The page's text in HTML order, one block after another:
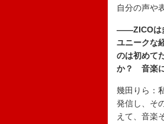
自分の声や
――ZICOは
ユニークな
のは初めて
か？ 音楽に
幾田りら：
発信し、そ
えて、音楽